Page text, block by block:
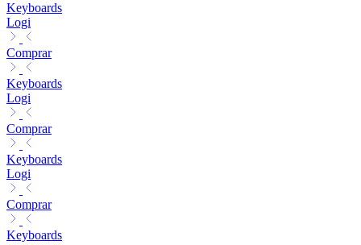
Keyboards
Logi
Comprar
Keyboards
Logi
Comprar
Keyboards
Logi
Comprar
Keyboards